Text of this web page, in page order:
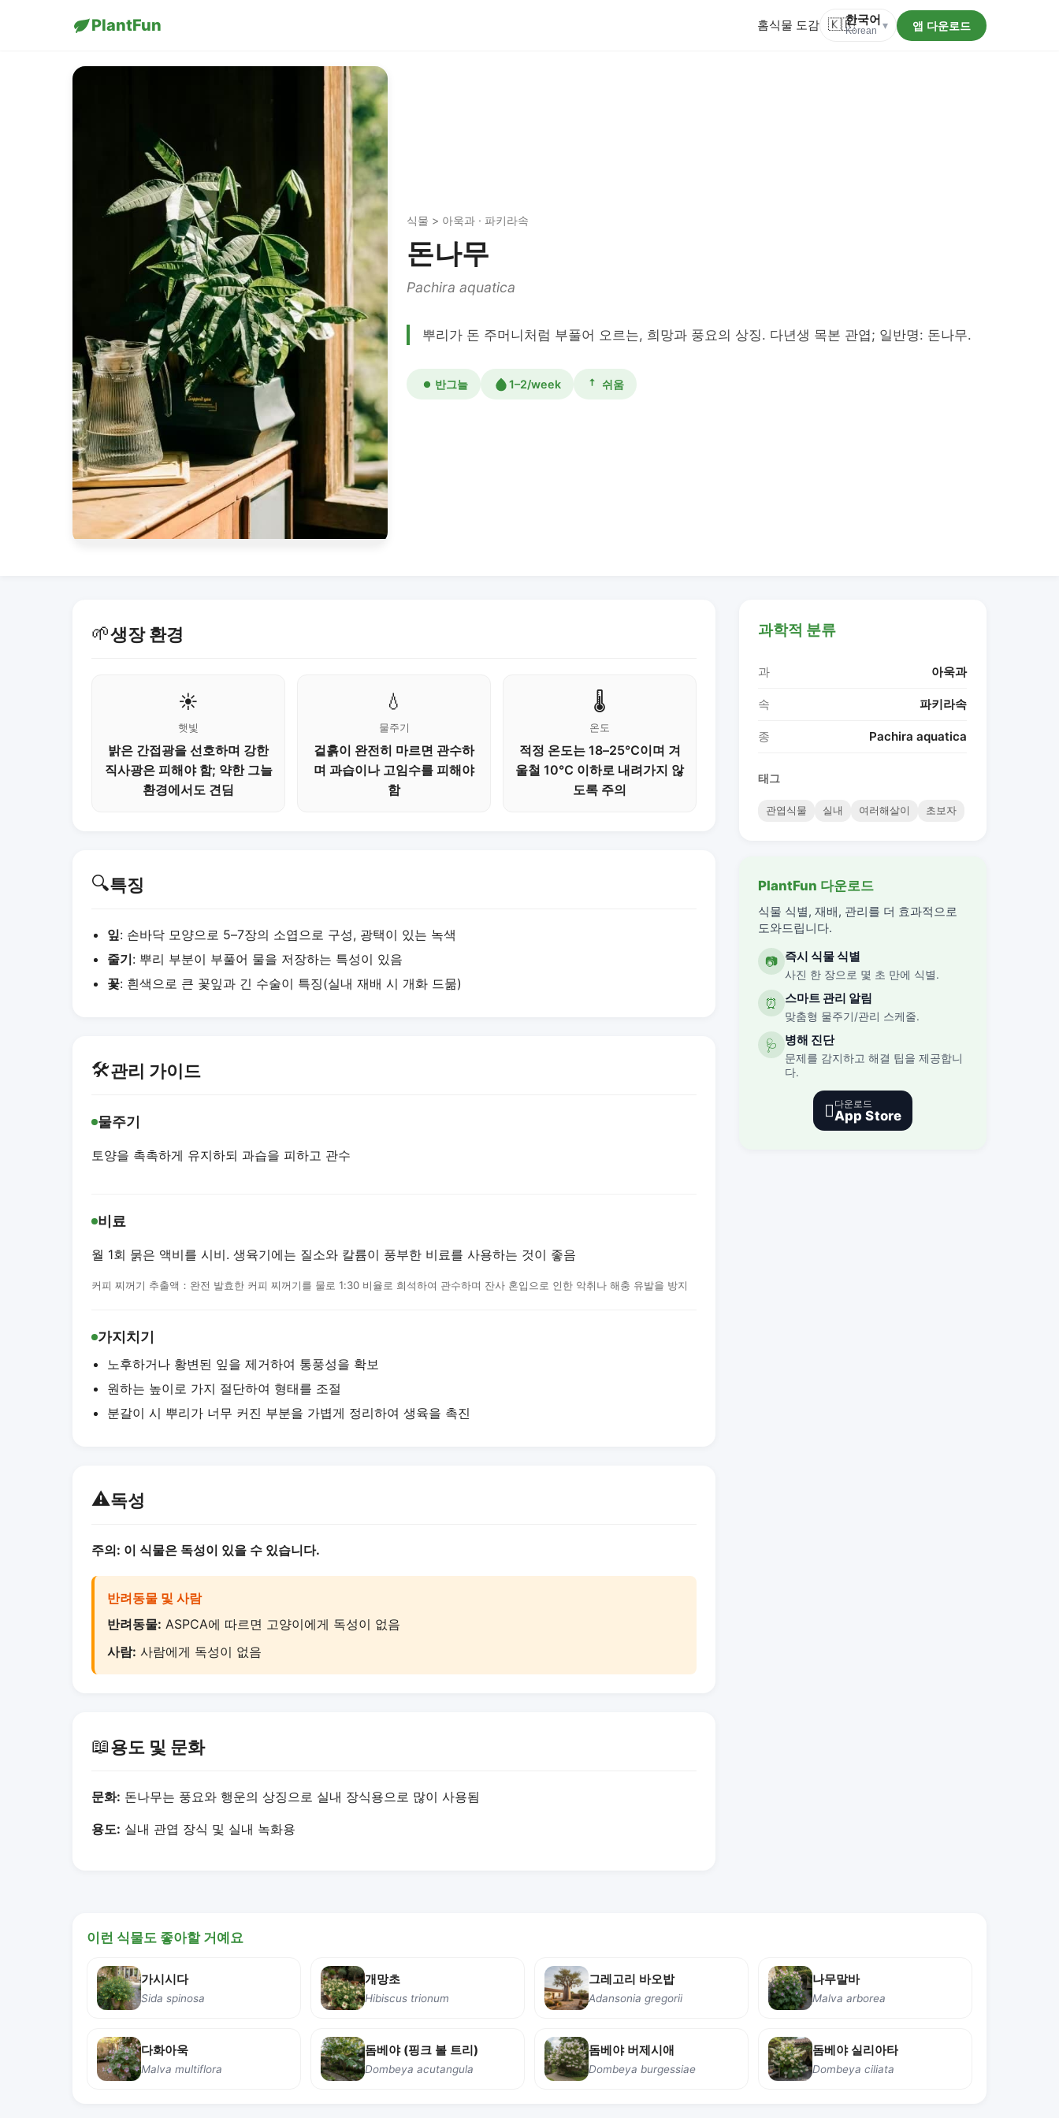
PlantFun 홈식물 도감 🇰🇷한국어
Korean ▾ 앱 다운로드
식물 > 아욱과 · 파키라속
돈나무
Pachira aquatica
뿌리가 돈 주머니처럼 부풀어 오르는, 희망과 풍요의 상징. 다년생 목본 관엽; 일반명: 돈나무.
반그늘 1–2/week 쉬움
🌱생장 환경
☀️
햇빛
밝은 간접광을 선호하며 강한
직사광은 피해야 함; 약한 그늘
환경에서도 견딤
💧
물주기
겉흙이 완전히 마르면 관수하
며 과습이나 고임수를 피해야
함
🌡️
온도
적정 온도는 18–25℃이며 겨
울철 10℃ 이하로 내려가지 않
도록 주의
🔍특징
잎: 손바닥 모양으로 5–7장의 소엽으로 구성, 광택이 있는 녹색
줄기: 뿌리 부분이 부풀어 물을 저장하는 특성이 있음
꽃: 흰색으로 큰 꽃잎과 긴 수술이 특징(실내 재배 시 개화 드묾)
🛠️관리 가이드
물주기
토양을 촉촉하게 유지하되 과습을 피하고 관수
비료
월 1회 묽은 액비를 시비. 생육기에는 질소와 칼륨이 풍부한 비료를 사용하는 것이 좋음
커피 찌꺼기 추출액：완전 발효한 커피 찌꺼기를 물로 1:30 비율로 희석하여 관수하며 잔사 혼입으로 인한 악취나 해충 유발을 방지
가지치기
노후하거나 황변된 잎을 제거하여 통풍성을 확보
원하는 높이로 가지 절단하여 형태를 조절
분갈이 시 뿌리가 너무 커진 부분을 가볍게 정리하여 생육을 촉진
⚠️독성
주의: 이 식물은 독성이 있을 수 있습니다.
반려동물 및 사람
반려동물: ASPCA에 따르면 고양이에게 독성이 없음
사람: 사람에게 독성이 없음
📖용도 및 문화
문화: 돈나무는 풍요와 행운의 상징으로 실내 장식용으로 많이 사용됨
용도: 실내 관엽 장식 및 실내 녹화용
과학적 분류
과 아욱과
속 파키라속
종 Pachira aquatica
태그
관엽식물 실내 여러해살이 초보자
PlantFun 다운로드
식물 식별, 재배, 관리를 더 효과적으로
도와드립니다.
📷 즉시 식물 식별
사진 한 장으로 몇 초 만에 식별.
⏰ 스마트 관리 알림
맞춤형 물주기/관리 스케줄.
🩺 병해 진단
문제를 감지하고 해결 팁을 제공합니
다.
 다운로드
App Store
이런 식물도 좋아할 거예요
가시시다
Sida spinosa
개망초
Hibiscus trionum
그레고리 바오밥
Adansonia gregorii
나무말바
Malva arborea
다화아욱
Malva multiflora
돔베야 (핑크 볼 트리)
Dombeya acutangula
돔베야 버제시애
Dombeya burgessiae
돔베야 실리아타
Dombeya ciliata